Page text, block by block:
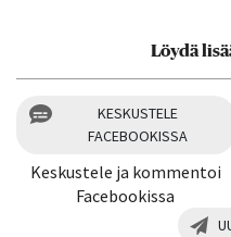
Löydä
KESKUSTELE
FACEBOOKISSA
Keskustele ja kommentoi
Facebookissa